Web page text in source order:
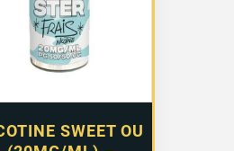
SWEET OU
10,99 €